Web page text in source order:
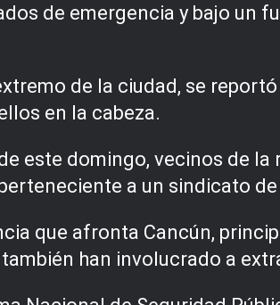
de emergencia y bajo un
de la ciudad, se
en la cabeza.
este domingo, vecinos de
a un sindicato
que afronta Cancún,
han involucrado a